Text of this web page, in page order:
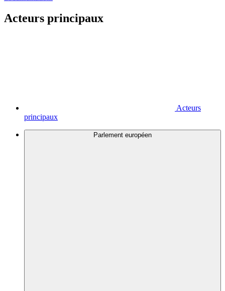
Acteurs principaux
Acteurs
principaux
Parlement européen